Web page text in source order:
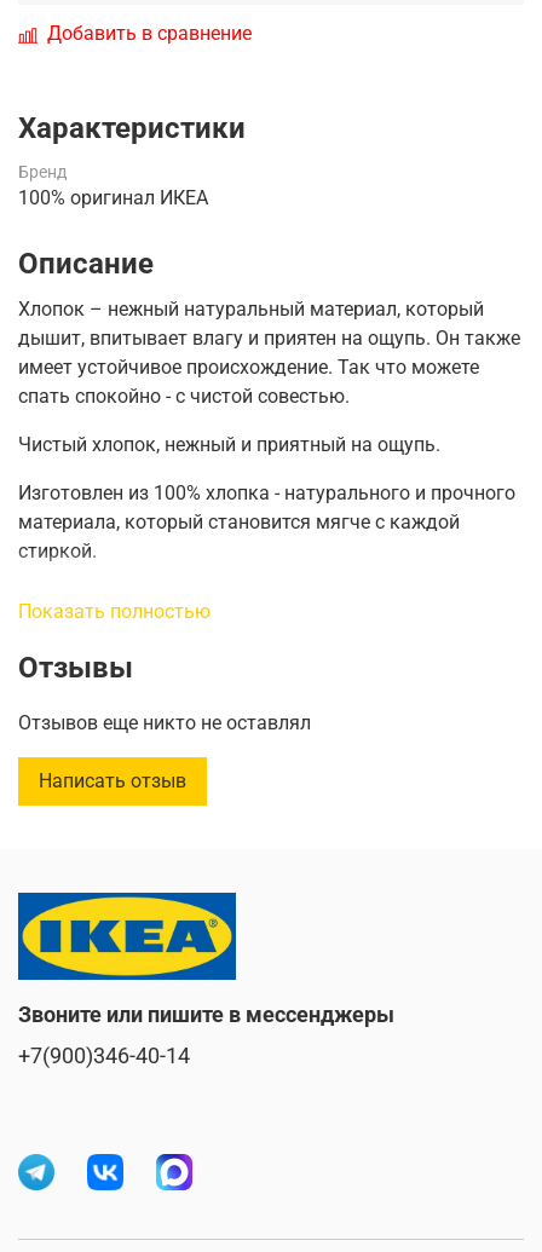
Добавить в сравнение
Характеристики
Бренд
100% оригинал ИКЕА
Описание
Хлопок – нежный натуральный материал, который
дышит, впитывает влагу и приятен на ощупь. Он также
имеет устойчивое происхождение. Так что можете
спать спокойно - с чистой совестью.
Чистый хлопок, нежный и приятный на ощупь.
Изготовлен из 100% хлопка - натурального и прочного
материала, который становится мягче с каждой
стиркой.
Подходит для матрасов толщиной до 26 см, так как
длине.
Количество нитей:152/дюйм²
Длина:200 см
Максимальная толщина матраса
Показать полностью
Отзывы
Отзывов еще никто не оставлял
Написать отзыв
Звоните или пишите в мессенджеры
+7(900)346-40-14